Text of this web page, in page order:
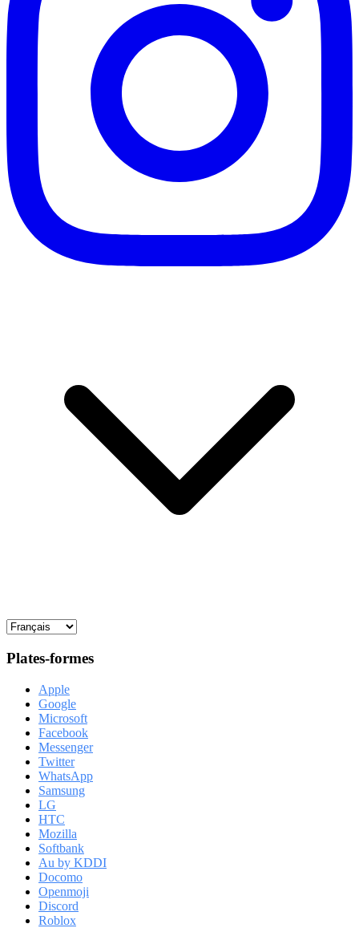
Plates-formes
Apple
Google
Microsoft
Facebook
Messenger
Twitter
WhatsApp
Samsung
LG
HTC
Mozilla
Softbank
Au by KDDI
Docomo
Openmoji
Discord
Roblox